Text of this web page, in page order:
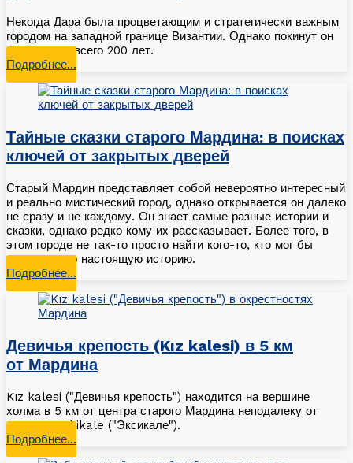
Некогда Дара была процветающим и стратегически важным
городом на западной границе Византии. Однако покинут он
был спустя всего 200 лет.
Подробнее…
Тайные сказки старого Мардина: в поисках
ключей от закрытых дверей
Старый Мардин представляет собой невероятно интересный
и реально мистический город, однако открывается он далеко
не сразу и не каждому. Он знает самые разные истории и
сказки, однако редко кому их рассказывает. Более того, в
этом городе не так-то просто найти кого-то, кто мог бы
поведать его настоящую историю.
Подробнее…
Девичья крепость (Kız kalesi) в 5 км
от Мардина
Kız kalesi ("Девичья крепость") находится на вершине
холма в 5 км от центра старого Мардина неподалеку от
деревни Eskikale ("Эксикале").
Подробнее…